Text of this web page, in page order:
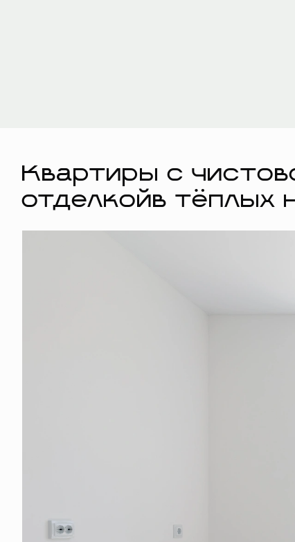
Квартиры с
отделкойв тёплых